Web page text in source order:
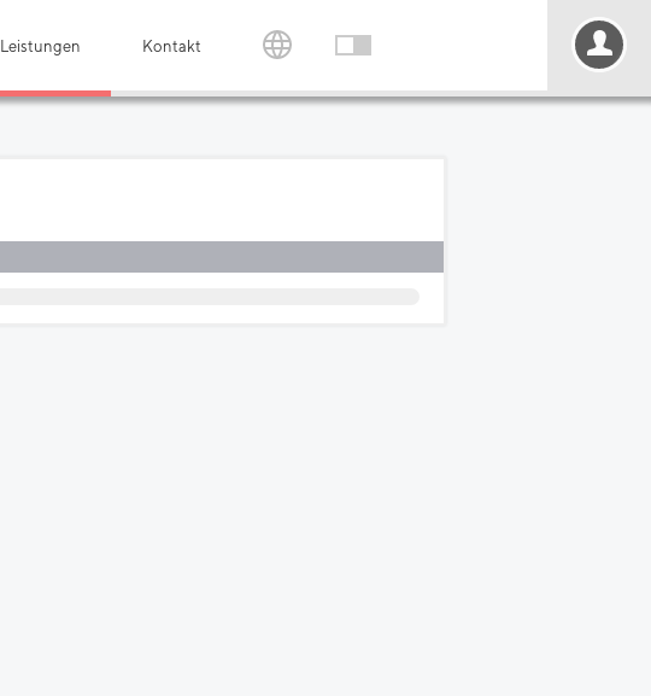
Leistungen Kontakt